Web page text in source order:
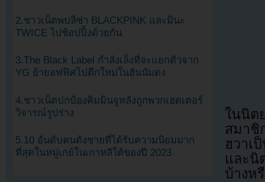
ในนิ
สมาชิ
ฮวาเ
และนิ
บ้างห
2.ชาวเน็ตพบลิซ่า BLACKPINK และมินะ
TWICE ไปช้อปปิ้งด้วยกัน
3.The Black Label กำลังเล็งที่จะแยกตัวจาก
YG ย้ายอฟฟิศไปตึกใหม่ในฮันนัมดง
4.ชาวเน็ตปกป้องคิมมินจูหลังถูกพวกเฮดเตอร์
วิจารณ์รูปร่าง
5.10 อันดับคนดังชายที่ได้รับความนิยมมาก
ที่สุดในหมู่เกย์ในเกาหลีใต้ของปี 2023